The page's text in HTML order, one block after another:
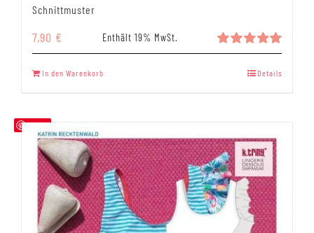
Schnittmuster
Bewertet
5.00
7,90 € Enthält 19% MwSt.
In den Warenkorb Details
Save